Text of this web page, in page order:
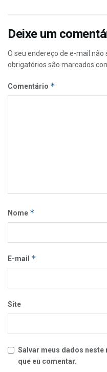
Deixe um
O seu endereço de e-mail não
obrigatórios são marcados
Comentário *
Nome *
E-mail *
Site
Salvar meus dados neste
que eu comentar.